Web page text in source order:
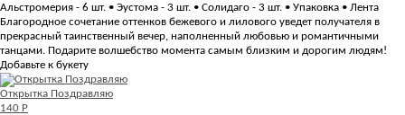
Альстромерия - 6 шт. • Эустома - 3 шт. • Солидаго - 3 шт. • Упаковка • Лента
Благородное сочетание оттенков бежевого и лилового уведет получателя в
прекрасный таинственный вечер, наполненный любовью и романтичными
танцами. Подарите волшебство момента самым близким и дорогим людям!
Добавьте к букету
Открытка Поздравляю
140 Р